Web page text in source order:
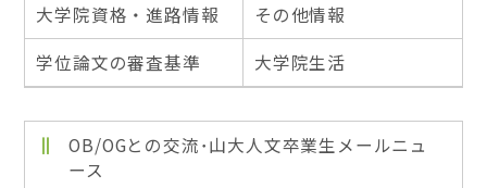
大学院資格・進路情報
その他情報
学位論文の審査基準
大学院生活
OB/OGとの交流･山大人文卒業生メールニュ
ース